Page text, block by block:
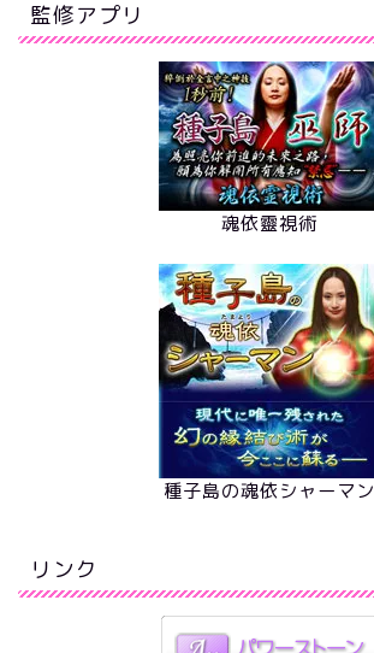
監修アプリ
魂依靈視術
種子島の魂依シャーマン
リンク